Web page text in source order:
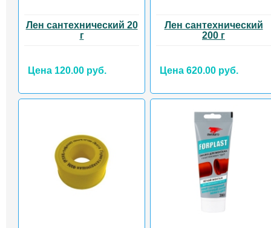
Лен сантехнический 20
г
Цена 120.00 руб.
Лен сантехнический
200 г
Цена 620.00 руб.